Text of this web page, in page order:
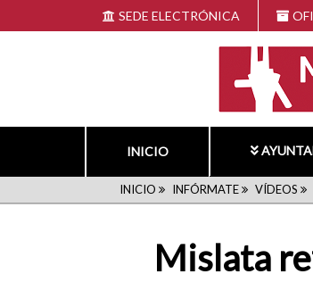
al
SEDE ELECTRÓNICA
INICIO
RUTA
DE
INICIO INFÓRMATE VÍDEOS
Mislata